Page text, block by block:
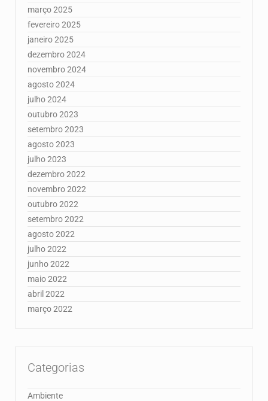
março 2025
fevereiro 2025
janeiro 2025
dezembro 2024
novembro 2024
agosto 2024
julho 2024
outubro 2023
setembro 2023
agosto 2023
julho 2023
dezembro 2022
novembro 2022
outubro 2022
setembro 2022
agosto 2022
julho 2022
junho 2022
maio 2022
abril 2022
março 2022
Categorias
Ambiente